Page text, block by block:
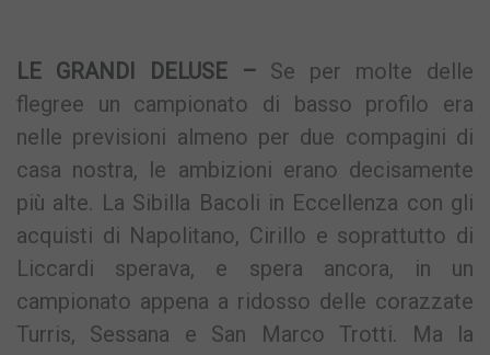
LE GRANDI DELUSE – Se per molte delle
flegree un campionato di basso profilo era
nelle previsioni almeno per due compagini di
casa nostra, le ambizioni erano decisamente
più alte. La Sibilla Bacoli in Eccellenza con gli
acquisti di Napolitano, Cirillo e soprattutto di
Liccardi sperava, e spera ancora, in un
campionato appena a ridosso delle corazzate
Turris, Sessana e San Marco Trotti. Ma la